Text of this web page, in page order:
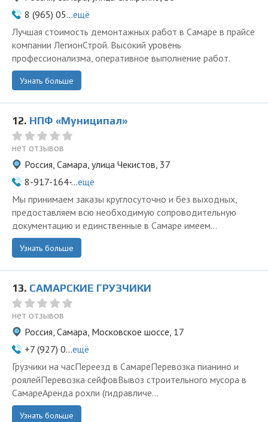
8 (965) 05...ещё
Лучшая стоимость демонтажных работ в Самаре в прайсе
компании ЛегионСтрой. Высокий уровень
профессионализма, оперативное выполнение работ.
Узнать больше
12. НПФ «Муниципал»
нет отзывов
Россия, Самара, улица Чекистов, 37
8-917-164-...ещё
Мы принимаем заказы круглосуточно и без выходных,
предоставляем всю необходимую сопроводительную
документацию и единственные в Самаре имеем...
Узнать больше
13. САМАРСКИЕ ГРУЗЧИКИ
нет отзывов
Россия, Самара, Московское шоссе, 17
+7 (927) 0...ещё
Грузчики на часПереезд в СамареПеревозка пианино и
роялейПеревозка сейфовВывоз строительного мусора в
СамареАренда рохли (гидравличе...
Узнать больше